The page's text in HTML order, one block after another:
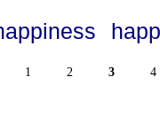
1 2 3 4